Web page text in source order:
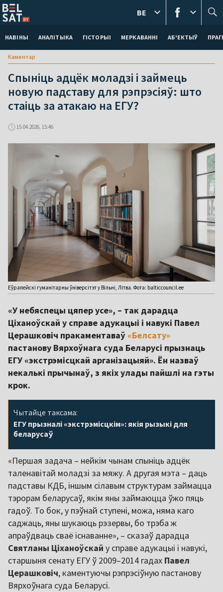
НАВІНЫ АНАЛІТЫКА ГІСТОРЫІ МЕРКАВАННI АБ'ЕКТЫЎ
BE
Каментар
Спыніць адцёк моладзі і займець
новую падставу для рэпрэсіяў: што
стаіць за атакаю на ЕГУ?
15.04.2026, 15:46
Еўрапейскі гуманітарны ўніверсітэт у Вільні, Літва. Фота: balticcouncil.ee
«У небяспецы цяпер усе», – так дарадца
Ціханоўскай у справе адукацыі і навукі Павел
Церашковіч пракаментаваў «Белсату»
пастанову Вярхоўнага суда Беларусі прызнаць
ЕГУ «экстрэмісцкай арганізацыяй». Ён назваў
некалькі прычынаў, з якіх улады пайшлі на гэты
крок.
Чытайце таксама:
ЕГУ прызналі «экстрэмісцкім»: якія рызыкі для
беларусаў
«Першая задача – нейкім чынам спыніць адцёк
таленавітай моладзі за мяжу. А другая мэта – даць
падставы КДБ, іншым сілавым структурам займацца
тэрорам беларусаў, якім яны займаюцца ўжо пяць
гадоў. То бок, у пэўнай ступені, можа, няма каго
саджаць, яны шукаюць рэзервы, бо трэба ж
апраўдваць сваё існаванне», – сказаў дарадца
Святланы Ціханоўскай у справе адукацыі і навукі,
старшыня сенату ЕГУ ў 2009–2014 гадах Павел
Церашковіч, каментуючы рэпрэсіўную пастанову
Вярхоўнага суда Беларусі.